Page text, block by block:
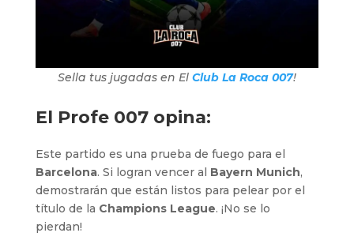
Sella tus jugadas en El Club La Roca 007!
El Profe 007 opina:
Este partido es una prueba de fuego para el
Barcelona. Si logran vencer al Bayern Munich,
demostrarán que están listos para pelear por el
título de la Champions League. ¡No se lo
pierdan!